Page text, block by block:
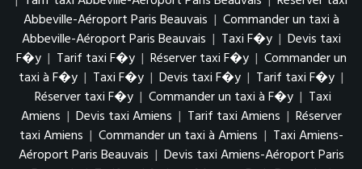
Abbeville-Aéroport Paris Beauvais | Commander un taxi à
Abbeville-Aéroport Paris Beauvais | Taxi F�y | Devis taxi
F�y | Tarif taxi F�y | Réserver taxi F�y | Commander un
taxi à F�y | Taxi F�y | Devis taxi F�y | Tarif taxi F�y |
Réserver taxi F�y | Commander un taxi à F�y | Taxi
Amiens | Devis taxi Amiens | Tarif taxi Amiens | Réserver
taxi Amiens | Commander un taxi à Amiens | Taxi Amiens-
Aéroport Paris Beauvais | Devis taxi Amiens-Aéroport Paris